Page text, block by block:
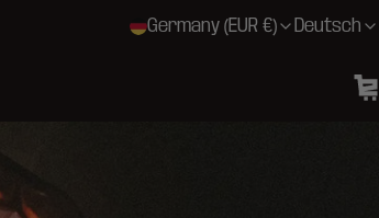
Germany (EUR €) Deutsch